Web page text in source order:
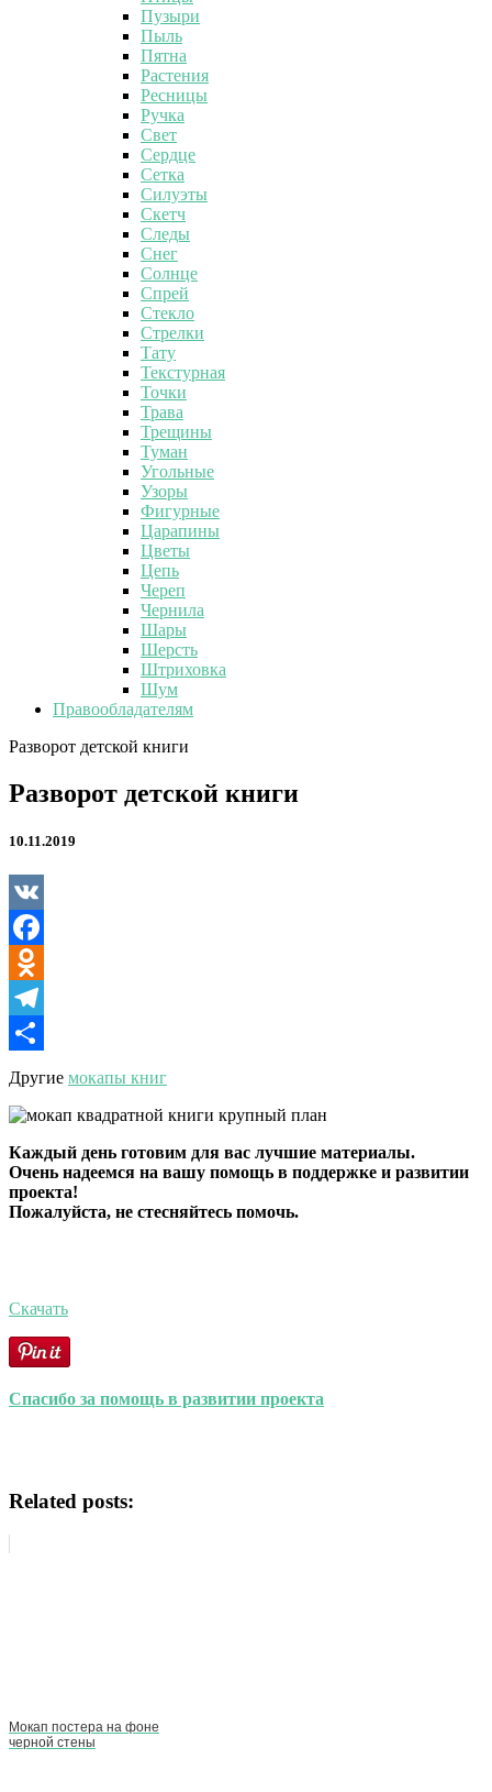
Пузыри
Пыль
Пятна
Растения
Ресницы
Ручка
Свет
Сердце
Сетка
Силуэты
Скетч
Следы
Снег
Солнце
Спрей
Стекло
Стрелки
Тату
Текстурная
Точки
Трава
Трещины
Туман
Угольные
Узоры
Фигурные
Царапины
Цветы
Цепь
Череп
Чернила
Шары
Шерсть
Штриховка
Шум
Правообладателям
Разворот детской книги
Разворот детской книги
10.11.2019
VK
Facebook
Odnoklassniki
Telegram
Отправить
Другие мокапы книг
Каждый день готовим для вас лучшие материалы.
Очень надеемся на вашу помощь в поддержке и развитии
проекта!
Пожалуйста, не стесняйтесь помочь.
Скачать
Спасибо за помощь в развитии проекта
Related posts:
Мокап постера на фоне
черной стены